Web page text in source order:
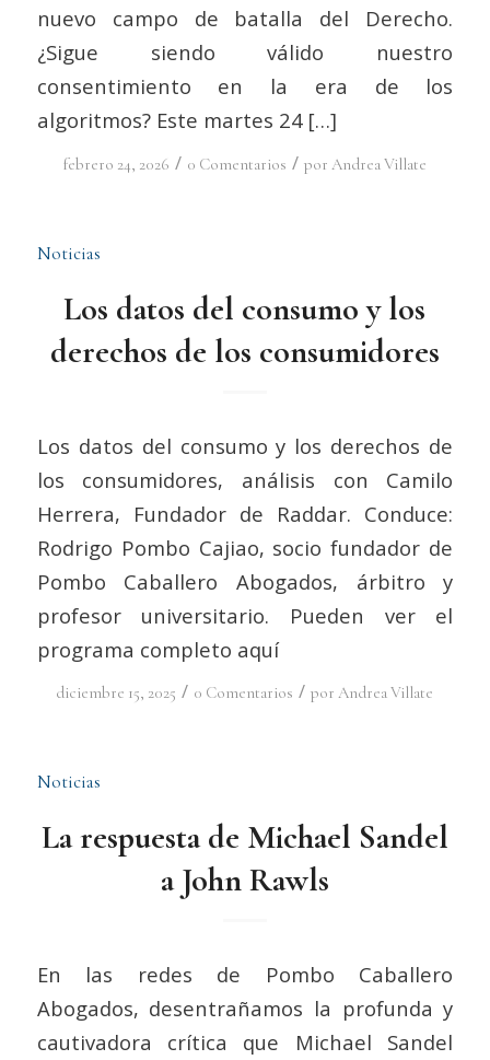
nuevo campo de batalla del Derecho.
¿Sigue siendo válido nuestro
consentimiento en la era de los
algoritmos? Este martes 24 […]
febrero 24, 2026 / 0 Comentarios / por Andrea Villate
Noticias
Los datos del consumo y los
derechos de los consumidores
Los datos del consumo y los derechos de
los consumidores, análisis con Camilo
Herrera, Fundador de Raddar. Conduce:
Rodrigo Pombo Cajiao, socio fundador de
Pombo Caballero Abogados, árbitro y
profesor universitario. Pueden ver el
programa completo aquí
diciembre 15, 2025 / 0 Comentarios / porAndrea Villate
Noticias
La respuesta de Michael Sandel
a John Rawls
En las redes de Pombo Caballero
Abogados, desentrañamos la profunda y
cautivadora crítica que Michael Sandel